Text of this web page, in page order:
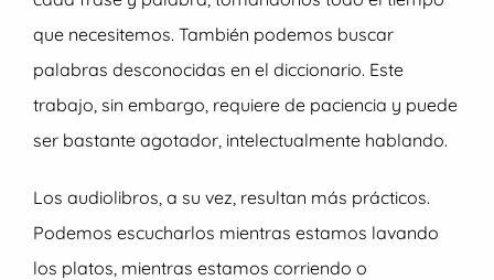
que necesitemos. También podemos buscar
palabras desconocidas en el diccionario. Este
trabajo, sin embargo, requiere de paciencia y puede
ser bastante agotador, intelectualmente hablando.
Los audiolibros, a su vez, resultan más prácticos.
Podemos escucharlos mientras estamos lavando
los platos, mientras estamos corriendo o